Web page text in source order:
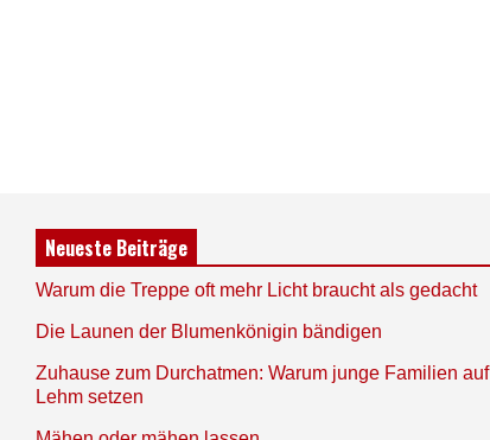
Neueste Beiträge
Warum die Treppe oft mehr Licht braucht als gedacht
Die Launen der Blumenkönigin bändigen
Zuhause zum Durchatmen: Warum junge Familien auf
Lehm setzen